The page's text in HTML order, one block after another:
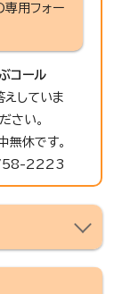
専用フォー
コール
していま
さい。
無休です。
2223